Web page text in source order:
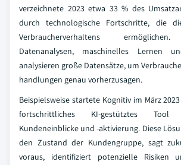
verzeichnete 2023 etwa 33 % des
durch technologische Fortschritte, die
Verbraucherverhaltens
Datenanalysen, maschinelles Lernen
analysieren große Datensätze, um
handlungen genau vorherzusagen.
Beispielsweise startete Kognitiv im März
fortschrittliches KI-gestütztes
Kundeneinblicke und -aktivierung. Diese
den Zustand der Kundengruppe, sagt
voraus, identifiziert potenzielle Risiken